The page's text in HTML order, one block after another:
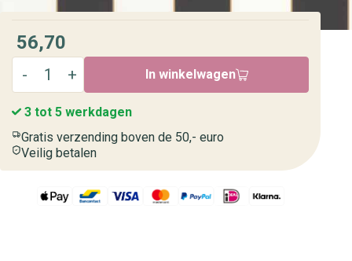
56,70
In winkelwagen
3 tot 5 werkdagen
Gratis verzending boven de 50,- euro
Veilig betalen